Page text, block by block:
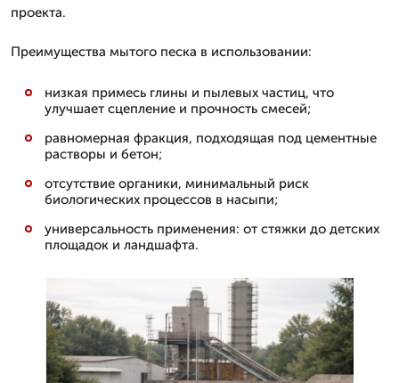
проекта.
Преимущества мытого песка в использовании:
низкая примесь глины и пылевых частиц, что
улучшает сцепление и прочность смесей;
равномерная фракция, подходящая под цементные
растворы и бетон;
отсутствие органики, минимальный риск
биологических процессов в насыпи;
универсальность применения: от стяжки до детских
площадок и ландшафта.